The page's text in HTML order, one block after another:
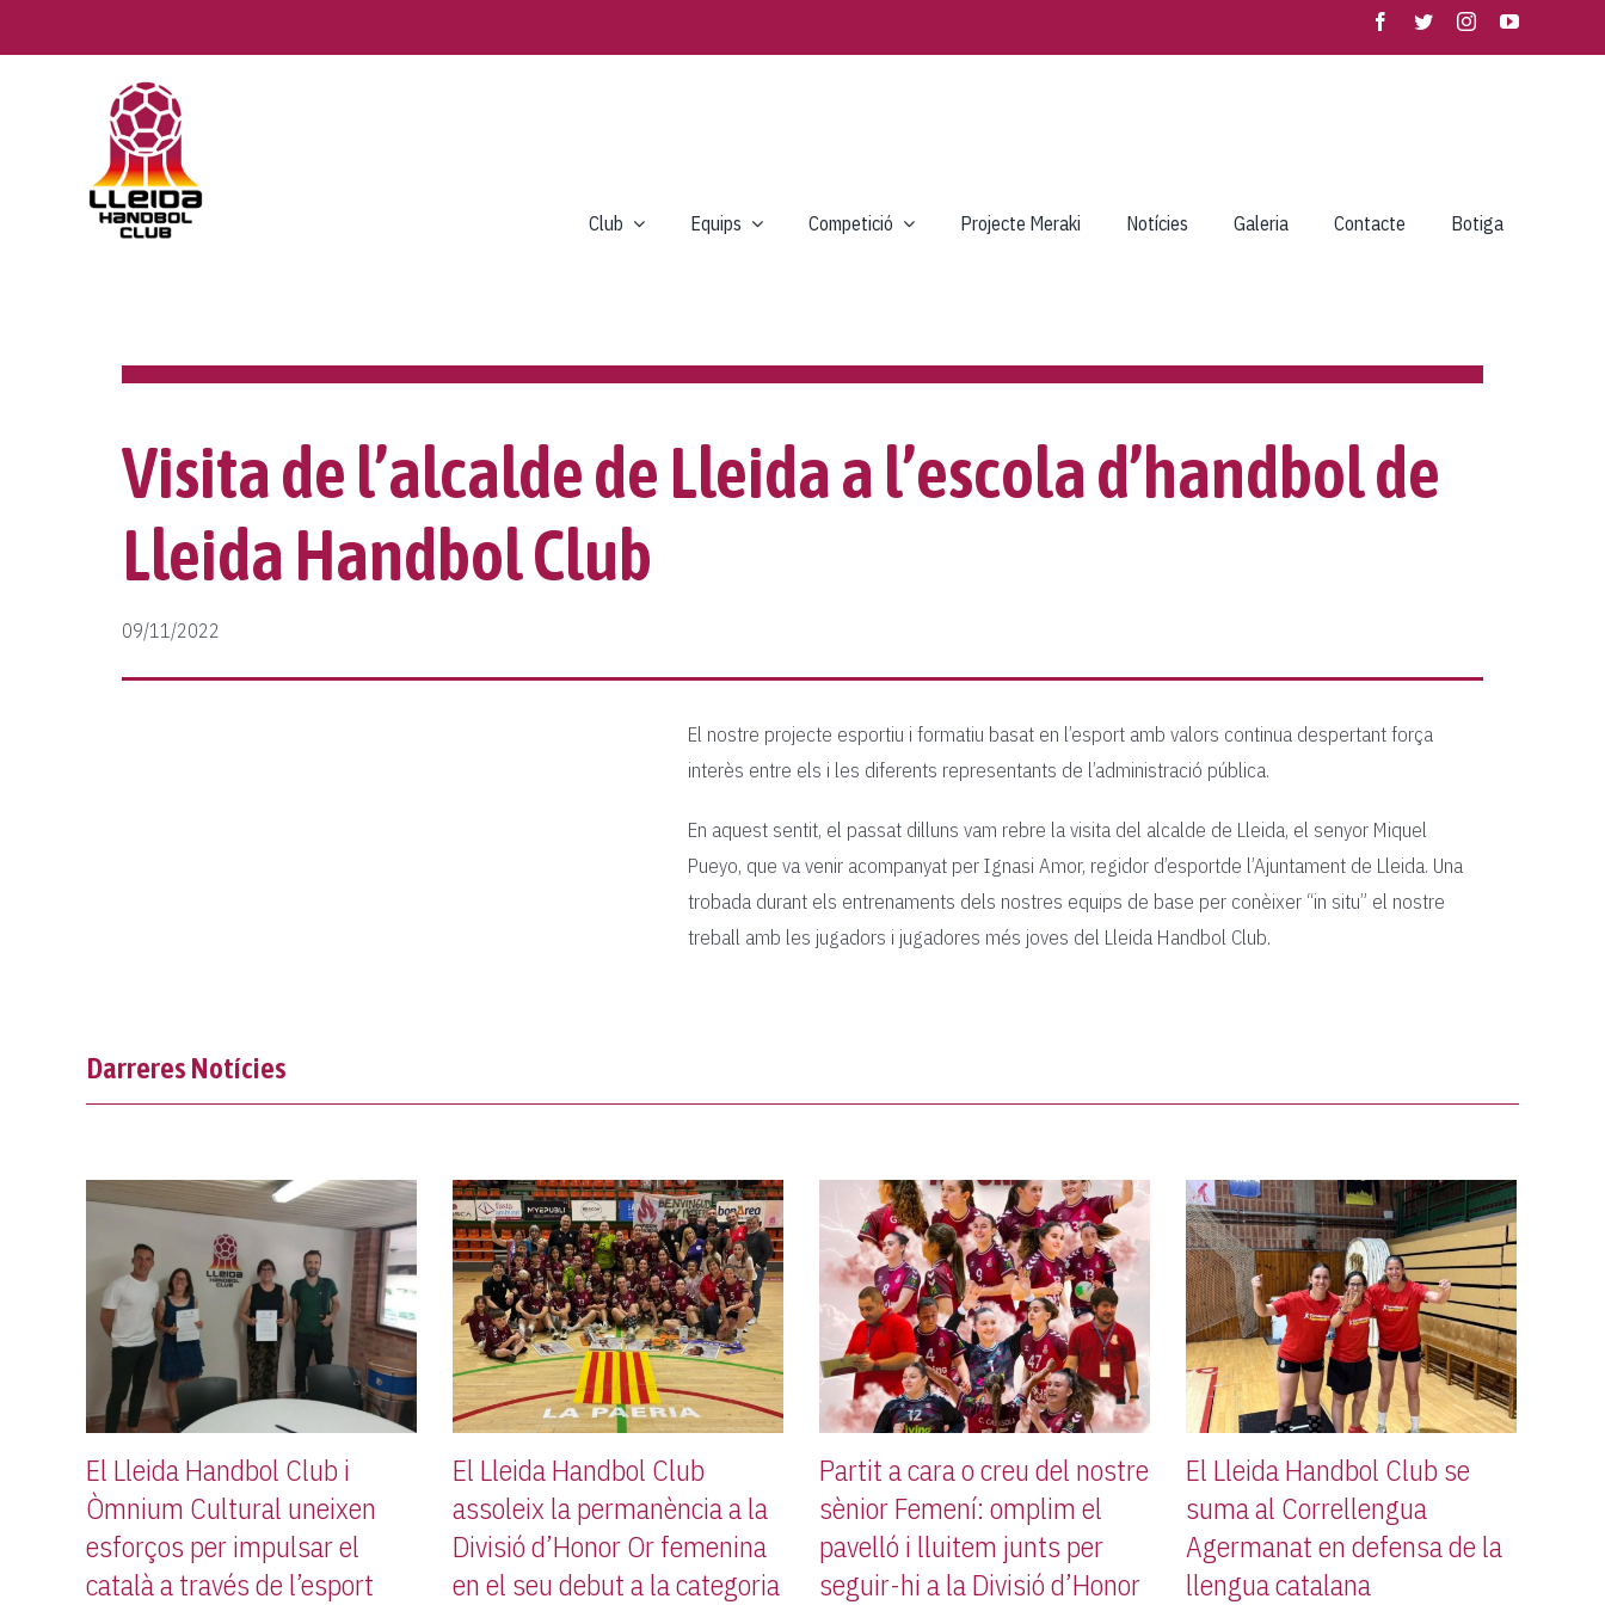
to
Club Equips Competició Projecte Meraki Notícies Galeria Contacte Botiga
Visita de l’alcalde de Lleida a l’escola d’handbol de
Lleida Handbol Club
09/11/2022
El nostre projecte esportiu i formatiu basat en l’esport amb valors continua despertant força
interès entre els i les diferents representants de l’administració pública.
En aquest sentit, el passat dilluns vam rebre la visita del alcalde de Lleida, el senyor Miquel
Pueyo, que va venir acompanyat per Ignasi Amor, regidor d’esportde l’Ajuntament de Lleida. Una
trobada durant els entrenaments dels nostres equips de base per conèixer “in situ” el nostre
treball amb les jugadors i jugadores més joves del Lleida Handbol Club.
Darreres Notícies
El Lleida Handbol Club i
Òmnium Cultural uneixen
esforços per impulsar el
català a través de l’esport
El Lleida Handbol Club
assoleix la permanència a la
Divisió d’Honor Or femenina
en el seu debut a la categoria
Partit a cara o creu del nostre
sènior Femení: omplim el
pavelló i lluitem junts per
seguir-hi a la Divisió d’Honor
El Lleida Handbol Club se
suma al Correllengua
Agermanat en defensa de la
llengua catalana